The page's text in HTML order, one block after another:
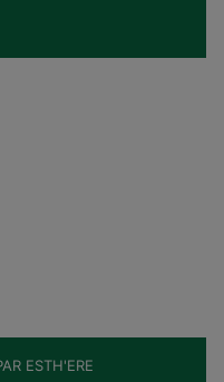
ESTH'ERE